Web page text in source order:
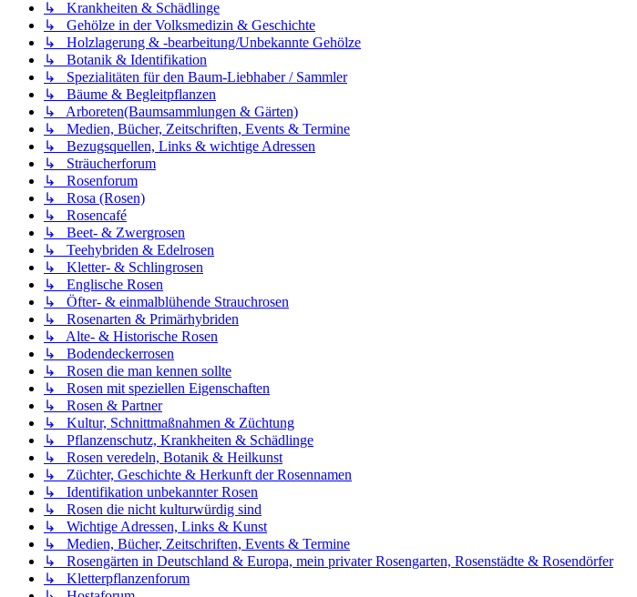
↳ Krankheiten & Schädlinge
↳ Gehölze in der Volksmedizin & Geschichte
↳ Holzlagerung & -bearbeitung/Unbekannte Gehölze
↳ Botanik & Identifikation
↳ Spezialitäten für den Baum-Liebhaber / Sammler
↳ Bäume & Begleitpflanzen
↳ Arboreten(Baumsammlungen & Gärten)
↳ Medien, Bücher, Zeitschriften, Events & Termine
↳ Bezugsquellen, Links & wichtige Adressen
↳ Sträucherforum
↳ Rosenforum
↳ Rosa (Rosen)
↳ Rosencafé
↳ Beet- & Zwergrosen
↳ Teehybriden & Edelrosen
↳ Kletter- & Schlingrosen
↳ Englische Rosen
↳ Öfter- & einmalblühende Strauchrosen
↳ Rosenarten & Primärhybriden
↳ Alte- & Historische Rosen
↳ Bodendeckerrosen
↳ Rosen die man kennen sollte
↳ Rosen mit speziellen Eigenschaften
↳ Rosen & Partner
↳ Kultur, Schnittmaßnahmen & Züchtung
↳ Pflanzenschutz, Krankheiten & Schädlinge
↳ Rosen veredeln, Botanik & Heilkunst
↳ Züchter, Geschichte & Herkunft der Rosennamen
↳ Identifikation unbekannter Rosen
↳ Rosen die nicht kulturwürdig sind
↳ Wichtige Adressen, Links & Kunst
↳ Medien, Bücher, Zeitschriften, Events & Termine
↳ Rosengärten in Deutschland & Europa, mein privater Rosengarten, Rosenstädte & Rosendörfer
↳ Kletterpflanzenforum